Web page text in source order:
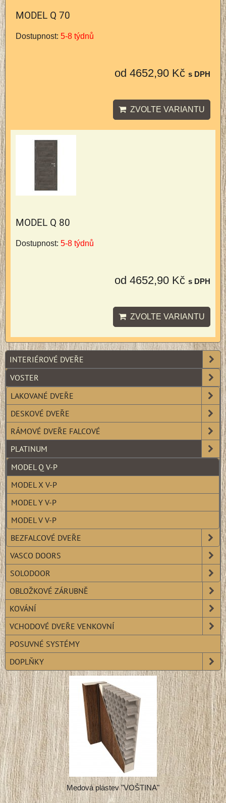
MODEL Q 70
Dostupnost: 5-8 týdnů
od 4652,90 Kč s DPH
ZVOLTE VARIANTU
MODEL Q 80
Dostupnost: 5-8 týdnů
od 4652,90 Kč s DPH
ZVOLTE VARIANTU
INTERIÉROVÉ DVEŘE
VOSTER
LAKOVANÉ DVEŘE
DESKOVÉ DVEŘE
RÁMOVÉ DVEŘE FALCOVÉ
PLATINUM
MODEL Q V-P
MODEL X V-P
MODEL Y V-P
MODEL V V-P
BEZFALCOVÉ DVEŘE
VASCO DOORS
SOLODOOR
OBLOŽKOVÉ ZÁRUBNĚ
KOVÁNÍ
VCHODOVÉ DVEŘE VENKOVNÍ
POSUVNÉ SYSTÉMY
DOPLŇKY
Medová plástev "VOŠTINA"